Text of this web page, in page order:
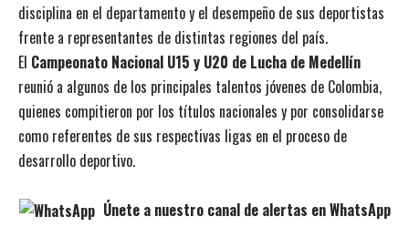
disciplina en el departamento y el desempeño de sus deportistas
frente a representantes de distintas regiones del país.
El Campeonato Nacional U15 y U20 de Lucha de Medellín
reunió a algunos de los principales talentos jóvenes de Colombia,
quienes compitieron por los títulos nacionales y por consolidarse
como referentes de sus respectivas ligas en el proceso de
desarrollo deportivo.
Únete a nuestro canal de alertas en WhatsApp